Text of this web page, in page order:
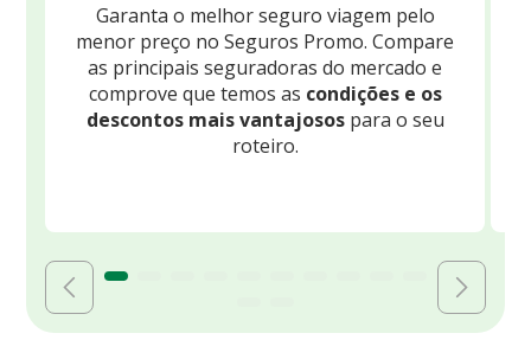
Garanta o melhor seguro viagem pelo
menor preço no Seguros Promo. Compare
as principais seguradoras do mercado e
comprove que temos as condições e os
descontos mais vantajosospara o seu
roteiro.